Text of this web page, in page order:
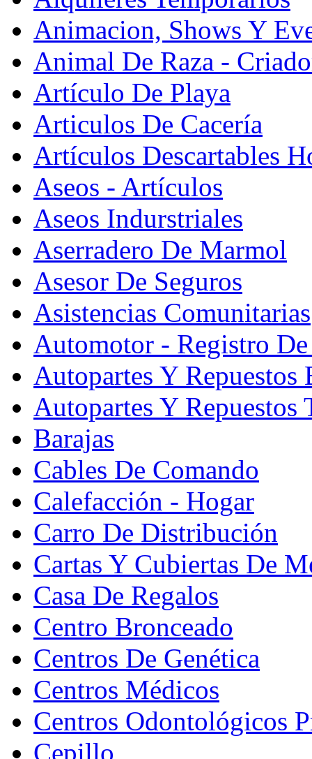
Animacion, Shows Y
Animal De Raza -
Artículo De Playa
Articulos De Cacería
Artículos Descartables
Aseos - Artículos
Aseos Indurstriales
Aserradero De Marmol
Asesor De Seguros
Asistencias Comunitarias
Automotor - Registro
Autopartes Y Repuestos
Autopartes Y Repuestos
Barajas
Cables De Comando
Calefacción - Hogar
Carro De Distribución
Cartas Y Cubiertas De
Casa De Regalos
Centro Bronceado
Centros De Genética
Centros Médicos
Centros Odontológicos
Cepillo